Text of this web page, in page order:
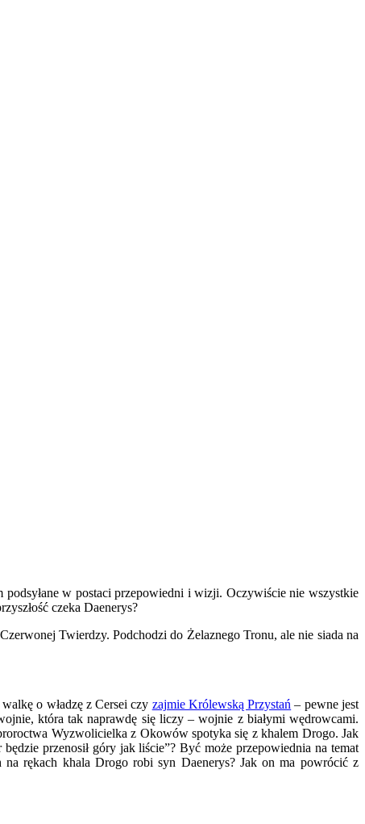
podsyłane w postaci przepowiedni i wizji. Oczywiście nie wszystkie
czeka Daenerys?
Twierdzy. Podchodzi do Żelaznego Tronu, ale nie siada na
o władzę z Cersei czy zajmie Królewską Przystań – pewne jest
która tak naprawdę się liczy – wojnie z białymi wędrowcami.
Wyzwolicielka z Okowów spotyka się z khalem Drogo. Jak
przenosił góry jak liście”? Być może przepowiednia na temat
rękach khala Drogo robi syn Daenerys? Jak on ma powrócić z